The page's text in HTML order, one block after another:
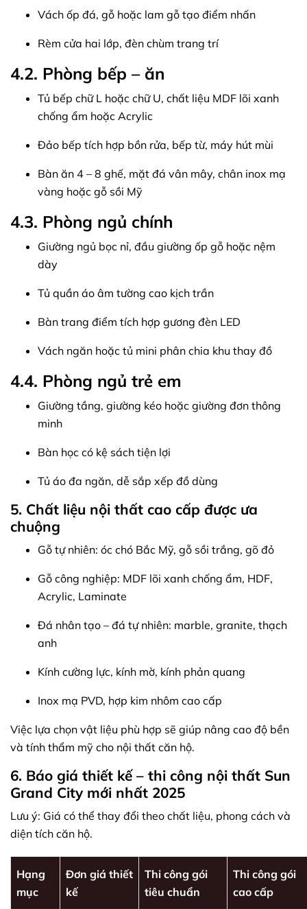
Vách ốp đá, gỗ hoặc lam gỗ tạo điểm nhấn
Rèm cửa hai lớp, đèn chùm trang trí
4.2. Phòng bếp – ăn
Tủ bếp chữ L hoặc chữ U, chất liệu MDF lõi xanh
chống ẩm hoặc Acrylic
Đảo bếp tích hợp bồn rửa, bếp từ, máy hút mùi
Bàn ăn 4 – 8 ghế, mặt đá vân mây, chân inox mạ
vàng hoặc gỗ sồi Mỹ
4.3. Phòng ngủ chính
Giường ngủ bọc nỉ, đầu giường ốp gỗ hoặc nệm
dày
Tủ quần áo âm tường cao kịch trần
Bàn trang điểm tích hợp gương đèn LED
Vách ngăn hoặc tủ mini phân chia khu thay đồ
4.4. Phòng ngủ trẻ em
Giường tầng, giường kéo hoặc giường đơn thông
minh
Bàn học có kệ sách tiện lợi
Tủ áo đa ngăn, dễ sắp xếp đồ dùng
5. Chất liệu nội thất cao cấp được ưa
chuộng
Gỗ tự nhiên: óc chó Bắc Mỹ, gỗ sồi trắng, gõ đỏ
Gỗ công nghiệp: MDF lõi xanh chống ẩm, HDF,
Acrylic, Laminate
Đá nhân tạo – đá tự nhiên: marble, granite, thạch
anh
Kính cường lực, kính mờ, kính phản quang
Inox mạ PVD, hợp kim nhôm cao cấp
Việc lựa chọn vật liệu phù hợp sẽ giúp nâng cao độ bền
và tính thẩm mỹ cho nội thất căn hộ.
6. Báo giá thiết kế – thi công nội thất Sun
Grand City mới nhất 2025
Lưu ý: Giá có thể thay đổi theo chất liệu, phong cách và
diện tích căn hộ.
Hạng
mục
Đơn giá thiết
kế
Thi công gói
tiêu chuẩn
Thi công gói
cao cấp